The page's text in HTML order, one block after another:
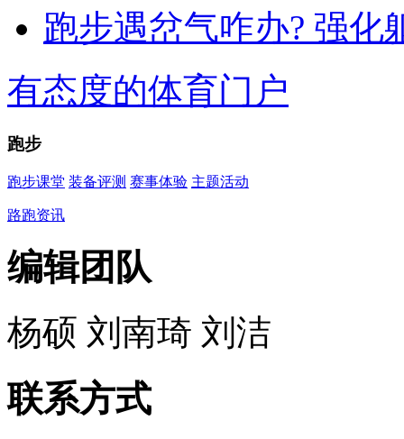
跑步遇岔气咋办? 强化
有态度的体育门户
跑步
跑步课堂 装备评测 赛事体验 主题活动
路跑资讯
编辑团队
杨硕 刘南琦 刘洁
联系方式